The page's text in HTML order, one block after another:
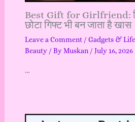
Best Gift for Girlfriend:
छोटा गिफ्ट भी बन जाता है खास
Leave a Comment / Gadgets &
Beauty/ ByMuskan / July 16, 2026
…